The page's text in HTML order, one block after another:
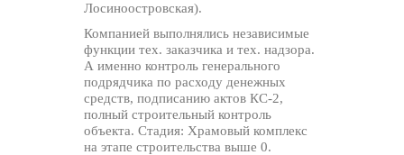
Лосиноостровская).
Компанией выполнялись независимые
функции тех. заказчика и тех. надзора.
А именно контроль генерального
подрядчика по расходу денежных
средств, подписанию актов КС-2,
полный строительный контроль
объекта. Стадия: Храмовый комплекс
на этапе строительства выше 0.